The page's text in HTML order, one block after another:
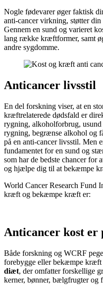
Nogle fødevarer øger faktisk
anti-cancer virkning, støtter
Gennem en sund og varieret
lang række kræftformer, samt
andre sygdomme.
Anticancer livsstil
En del forskning viser, at en
kræftrelaterede dødsfald er
rygning, alkoholforbrug,
rygning, begrænse alkohol og
på en anti-cancer livsstil. Men
fundamentet for en sund og
som har de bedste chancer for
og hjælpe dig til at bekæmpe
World Cancer Research Fund
kræft og bekæmpe kræft er:
Anticancer kost er
Både forskning og WCRF
forebygge eller bekæmpe kræft
diæt, der omfatter forskellige
kerner, bønner, bælgfrugter og